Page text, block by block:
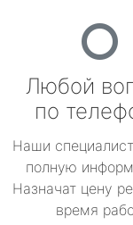
Любой
по
Наши
полную
Назначат цену
время